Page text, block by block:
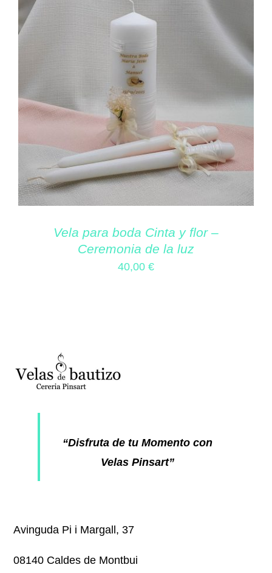
Vela para boda Cinta y flor –
Ceremonia de la luz
40,00 €
“Disfruta de tu Momento con
Velas Pinsart”
Avinguda Pi i Margall, 37
08140 Caldes de Montbui